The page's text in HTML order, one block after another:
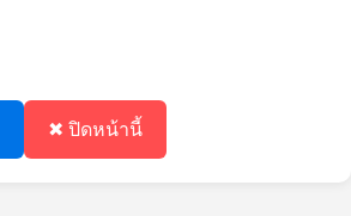
✖ ปิดหน้านี้